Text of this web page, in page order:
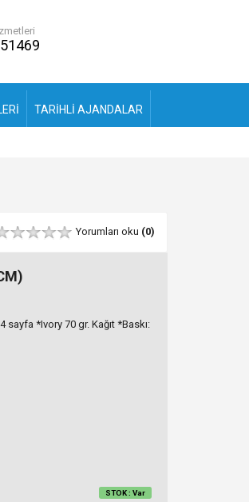
TARİHLİ AJANDALAR
Yorumları oku (0)
*Ivory 70 gr. Kağıt *Baskı:
STOK : Var